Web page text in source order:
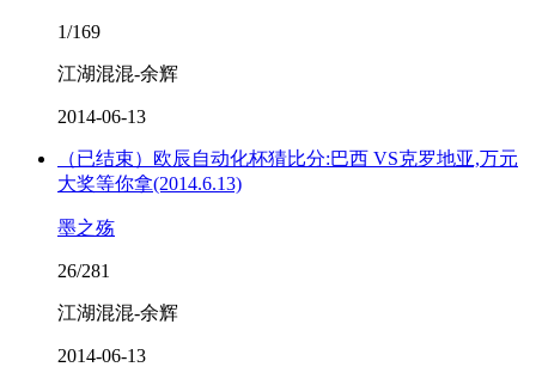
1/169
江湖混混-余辉
2014-06-13
（已结束）欧辰自动化杯猜比分:巴西 VS克罗地亚,万元
大奖等你拿(2014.6.13)
墨之殇
26/281
江湖混混-余辉
2014-06-13